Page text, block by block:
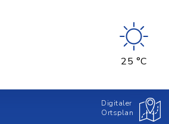
25 °C
Digitaler
Ortsplan